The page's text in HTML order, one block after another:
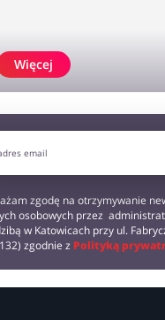
Więcej
zgodę na otrzymywanie
osobowych przez
w Katowicach przy ul.
zgodnie z Polityką